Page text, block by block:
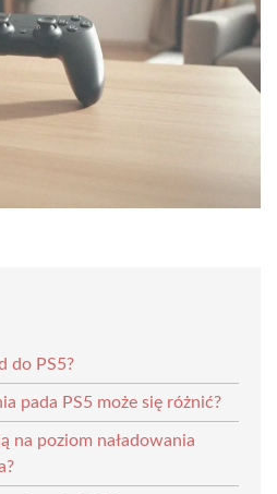
do PS5?
pada PS5 może się różnić?
na poziom naładowania